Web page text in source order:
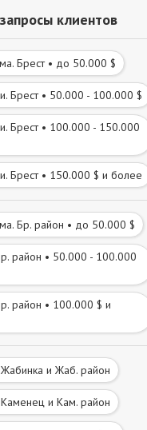
клиентов
Брест • до 50.000 $
Брест • 50.000 - 100.000 $
Брест • 100.000 - 150.000
Брест • 150.000 $ и более
Бр. район • до 50.000 $
район • 50.000 - 100.000
район • 100.000 $ и
и Жаб. район
и Кам. район